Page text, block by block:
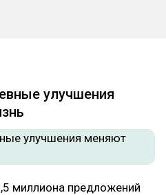
улучшения
миллиона предложений